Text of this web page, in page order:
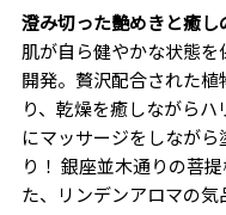
澄み切った艶めきと癒し
肌が自ら健やかな状態
開発。贅沢配合された
り、乾燥を癒しながら
にマッサージをしなが
り！ 銀座並木通りの菩
た、リンデンアロマの気